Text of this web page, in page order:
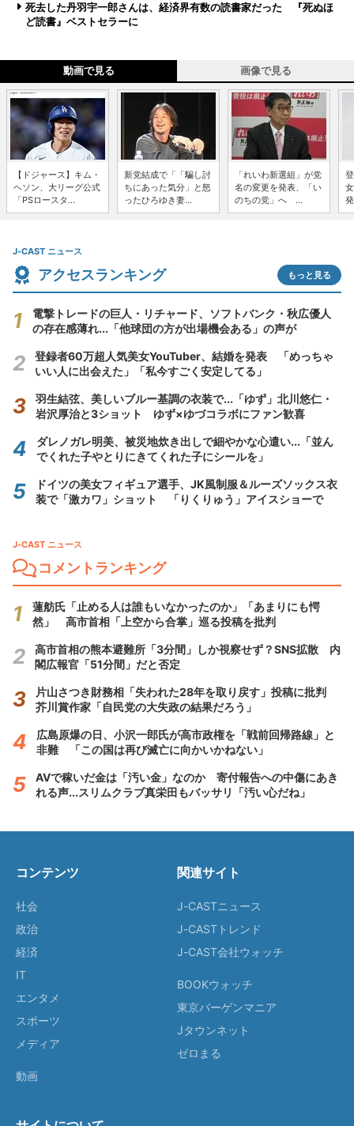
死去した丹羽宇一郎さんは、経済界有数の読書家だった 『死ぬほ
ど読書』ベストセラーに
動画で見る 画像で見る
【ドジャース】キム・
ヘソン、大リーグ公式
「PSロースタ...
新党結成で「「騙し討
ちにあった気分」と怒
ったひろゆき妻...
「れいわ新選組」が党
名の変更を発表、「い
のちの党」へ ...
J-CAST ニュース
アクセスランキング もっと見る
電撃トレードの巨人・リチャード、ソフトバンク・秋広優人
の存在感薄れ...「他球団の方が出場機会ある」の声が
登録者60万超人気美女YouTuber、結婚を発表 「めっちゃ
いい人に出会えた」「私今すごく安定してる」
羽生結弦、美しいブルー基調の衣装で...「ゆず」北川悠仁・
岩沢厚治と3ショット ゆず×ゆづコラボにファン歓喜
ダレノガレ明美、被災地炊き出しで細やかな心遣い...「並ん
でくれた子やとりにきてくれた子にシールを」
ドイツの美女フィギュア選手、JK風制服＆ルーズソックス衣
装で「激カワ」ショット 「りくりゅう」アイスショーで
J-CAST ニュース
コメントランキング
蓮舫氏「止める人は誰もいなかったのか」「あまりにも愕
然」 高市首相「上空から合掌」巡る投稿を批判
高市首相の熊本避難所「3分間」しか視察せず？SNS拡散 内
閣広報官「51分間」だと否定
片山さつき財務相「失われた28年を取り戻す」投稿に批判
芥川賞作家「自民党の大失政の結果だろう」
広島原爆の日、小沢一郎氏が高市政権を「戦前回帰路線」と
非難 「この国は再び滅亡に向かいかねない」
AVで稼いだ金は「汚い金」なのか 寄付報告への中傷にあき
れる声...スリムクラブ真栄田もバッサリ「汚い心だね」
コンテンツ
社会
政治
経済
IT
エンタメ
スポーツ
メディア
動画
関連サイト
J-CASTニュース
J-CASTトレンド
J-CAST会社ウォッチ
BOOKウォッチ
東京バーゲンマニア
Jタウンネット
ゼロまる